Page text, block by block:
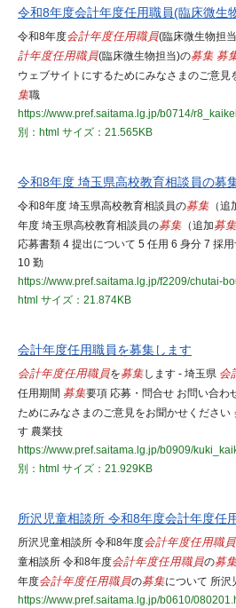
令和8年度会計年度任用職員(臨床微生
令和8年度会計年度任用職員(臨床微生物担
計年度任用職員(臨床微生物担当)の募集 募
ウェブサイトにするためにみなさまのご意見
集職
https://www.pref.saitama.lg.jp/b0714/
別：html サイズ：21.565KB
令和8年度 埼玉県高校教育相談員の募
令和8年度 埼玉県高校教育相談員の募集 （追
年度 埼玉県高校教育相談員の募集 （追加募集
応募書類 4 提出について 5 任用 6 身分 7 採
10 勤
https://www.pref.saitama.lg.jp/f2209/chutai-
html サイズ：21.874KB
会計年度任用職員を募集します
会計年度任用職員を募集します - 埼玉県 会
任用期間 募集要項 応募・問合せ お問い合わ
ためにみなさまのご意見をお聞かせください
す 農業技
https://www.pref.saitama.lg.jp/b0909/
別：html サイズ：21.929KB
所沢児童相談所 令和8年度会計年度任
所沢児童相談所 令和8年度会計年度任用職員
童相談所 令和8年度会計年度任用職員の募
年度会計年度任用職員の募集について 所沢
https://www.pref.saitama.lg.jp/b0610/